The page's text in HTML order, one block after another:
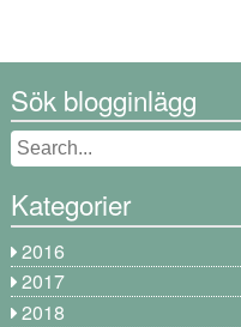
Sök blogginlägg
Kategorier
2016
2017
2018